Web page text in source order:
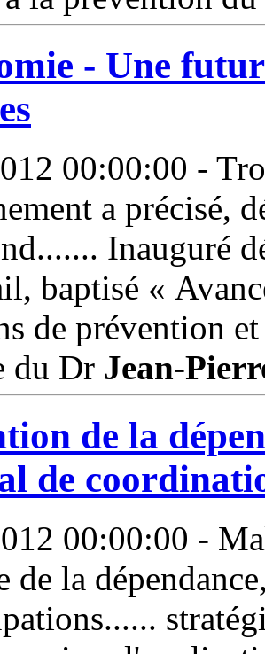
- Une
00:00:00 -
a précisé,
Inauguré
baptisé «
de prévention
du Dr Jean-
de la
de
00:00:00 -
de la